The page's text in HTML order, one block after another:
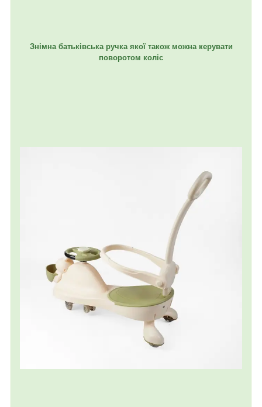
Знімна батьківська ручка якої також можна керувати
поворотом коліс